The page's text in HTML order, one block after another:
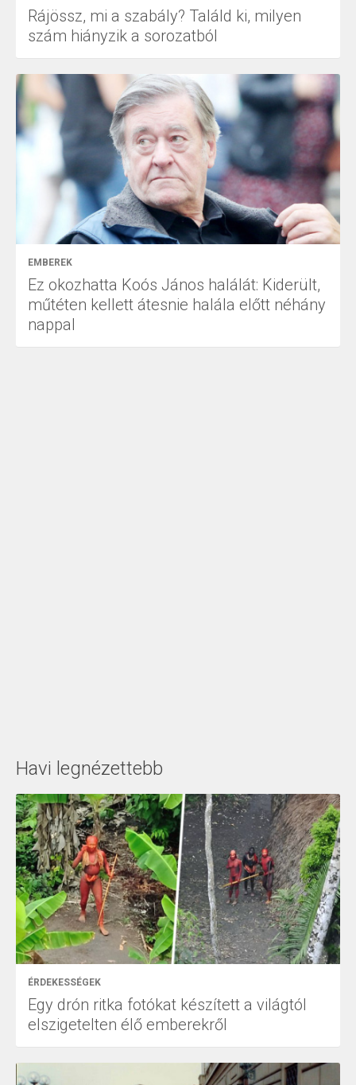
Rájössz, mi a szabály? Találd ki, milyen
szám hiányzik a sorozatból
EMBEREK
Ez okozhatta Koós János halálát: Kiderült,
műtéten kellett átesnie halála előtt néhány
nappal
Havi legnézettebb
ÉRDEKESSÉGEK
Egy drón ritka fotókat készített a világtól
elszigetelten élő emberekről